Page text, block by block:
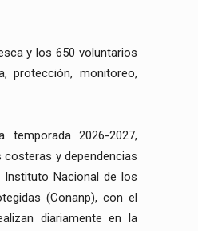
y los 650 voluntarios
protección, monitoreo,
2026-2027,
y dependencias
Nacional de los
(Conanp), con el
diariamente en la